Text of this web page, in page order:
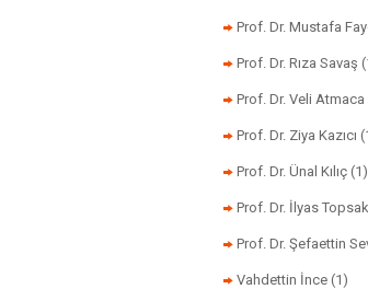
Prof. Dr. Mustafa
Prof. Dr. Rıza Savaş
Prof. Dr. Veli Atmaca
Prof. Dr. Ziya Kazıcı
Prof. Dr. Ünal Kılıç (1)
Prof. Dr. İlyas
Prof. Dr. Şefaettin
Vahdettin İnce (1)